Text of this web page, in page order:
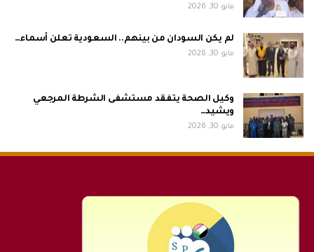
مايو 30, 2026
لم يكن السودان من بينهم.. السعودية تعلن أسماء…
مايو 30, 2026
وكيل الصحة يتفقد مستشفى الشرطة المرجعي
ويشيد…
مايو 30, 2026